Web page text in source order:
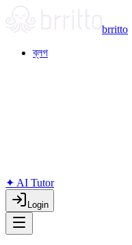
brritto
ব্লগ
✦ AI Tutor
Login